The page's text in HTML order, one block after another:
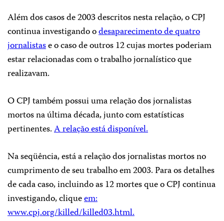
Além dos casos de 2003 descritos nesta relação, o CPJ
continua investigando odesaparecimento de quatro
jornalistase o caso de outros 12 cujas mortes poderiam
estar relacionadas com o trabalho jornalístico que
realizavam.
O CPJ também possui uma relação dos jornalistas
mortos na última década, junto com estatísticas
pertinentes.A relação está disponível.
Na seqüência, está a relação dos jornalistas mortos no
cumprimento de seu trabalho em 2003. Para os detalhes
de cada caso, incluindo as 12 mortes que o CPJ continua
investigando, cliqueem:
www.cpj.org/killed/killed03.html.